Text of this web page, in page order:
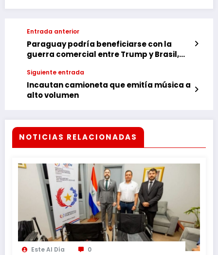
Entrada anterior
Paraguay podría beneficiarse con la
guerra comercial entre Trump y Brasil,
Siguiente entrada
Incautan camioneta que emitía música a
alto volumen
NOTICIAS RELACIONADAS
Este Al Día 0